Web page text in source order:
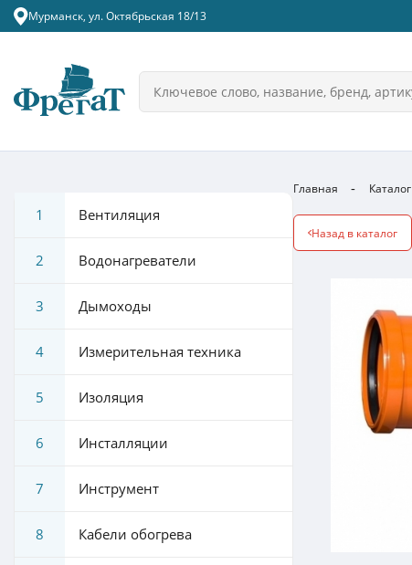
Мурманск, ул. Октябрьская 18/13
Главная Каталог
Назад в каталог
1 Вентиляция
2 Водонагреватели
3 Дымоходы
4 Измерительная техника
5 Изоляция
6 Инсталляции
7 Инструмент
8 Кабели обогрева